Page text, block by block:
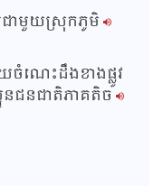
ជាមួយស្រុកភូមិ
ចំណេះដឹងខាងផ្លូវ
នជនជាតិភាគតិច